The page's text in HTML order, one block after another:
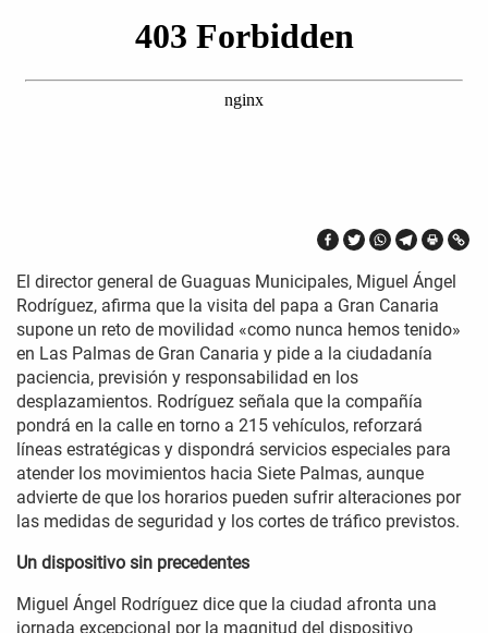
El director general de Guaguas Municipales, Miguel Ángel
Rodríguez, afirma que la visita del papa a Gran Canaria
supone un reto de movilidad «como nunca hemos tenido»
en Las Palmas de Gran Canaria y pide a la ciudadanía
paciencia, previsión y responsabilidad en los
desplazamientos. Rodríguez señala que la compañía
pondrá en la calle en torno a 215 vehículos, reforzará
líneas estratégicas y dispondrá servicios especiales para
atender los movimientos hacia Siete Palmas, aunque
advierte de que los horarios pueden sufrir alteraciones por
las medidas de seguridad y los cortes de tráfico previstos.
Un dispositivo sin precedentes
Miguel Ángel Rodríguez dice que la ciudad afronta una
jornada excepcional por la magnitud del dispositivo